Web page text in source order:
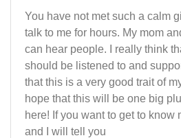
You have not met such a calm
talk to me for hours. My mom
can hear people. I really think
should be listened to and
that this is a very good trait of
hope that this will be one big
here! If you want to get to know
and I will tell you